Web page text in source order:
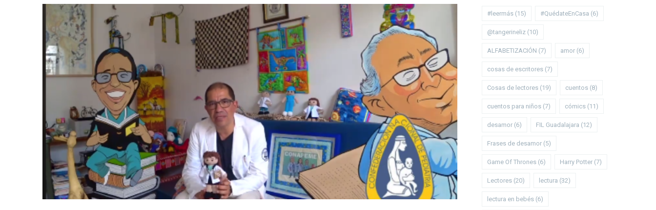
#leermás (15) #QuédateEnCasa (6)
@tangerineliz (10)
ALFABETIZACIÓN (7) amor (6)
cosas de escritores (7)
Cosas de lectores (19) cuentos (8)
cuentos para niños (7) cómics (11)
desamor (6) FIL Guadalajara (12)
Frases de desamor (5)
Game Of Thrones (6) Harry Potter (7)
Lectores (20) lectura (32)
lectura en bebés (6)